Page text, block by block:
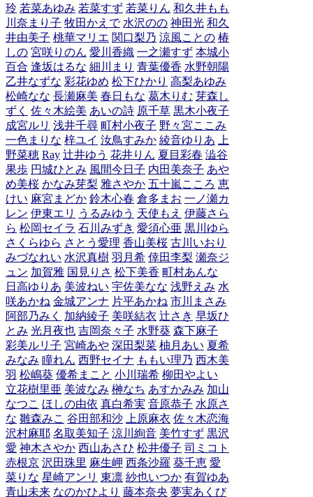
玲 若菜あゆみ 若菜すず 若菜りん 和久井もも
川奈まり子 牧田かえで 水沢のの 神田光 和久
井由美子 桃華マリエ 関口梨乃 涼風ことの 椿
しの 宮咲りのん 愛川香織 一之瀬すず 本城小
百合 逢坂はるな 細川まり 青葉優香 水野朝陽
乙井なずな 彩花ゆめ 松下ひかり 高梨あゆみ
松崎なな 長瀬麻美 春日もな 葛木りむ 芽森し
ずく 佐々木絵美 あいの詩 原千草 黒木小夜子
成宮ルリ 浅井千尋 町村小夜子 野々宮ここみ
一色まりな 梓ユイ 汝鳥すみか 綾音ゆりあ
上
野菜穂 Ray 辻井ゆう 花井りん 夏目彩春 澁谷
果歩 円城ひとみ 風間今日子 内田美奈子 あや
め美桜 かなみ芽梨 雅さやか 五十嵐こころ 恵
けい 麻宮まどか 鈴木心春 倉多まお 一ノ瀬カ
レン 伊東エリ うるみゆう 天使もえ 伊藤さら
ら 松岡セイラ 石川みずき 愛須心亜 黒川ゆら
さくらゆら さとう愛理 香山美桜 古川いおり
みづなれい 水沢真樹 羽月希 倖田李梨 瀬奈ジ
ュン 加賀雅 国見りさ 松下美香 町村あんな
日高ゆりあ 美波ねい 宇佐美なな 浅野えみ 水
咲あかね 金城アンナ 片平あかね 市川まさみ
阿部乃みく
加納綾子 美咲結衣 辻さき 早坂ひ
とみ 光月夜也 吉岡奈々子 水野葵 森下麻子
彩美ルリ子 宮崎あや 深田梨菜 柚月あい 夏希
みなみ 瞳れん 西野セイナ ももい理乃 西木美
羽 松嶋葵 優希まこと 小川瑞希 柳田やよい
立花樹里亜 美波なみ 榊なち あすかみみ 加山
なつこ ほしの由依 真白希実 音原恭子 水原さ
な 雛森みこ 谷田部和沙 上原麻衣 佐々木恋海
沢村麻耶 名取美知子 涼川絢音 美竹すず 黒沢
愛 神木さやか 西山あさひ 松井優子 司ミコト
赤根京 沢田珠里 麻生岬 西条沙羅 葵千恵 愛
菜りな 星崎アンリ 東凛 紗也いつか 有賀ゆあ
青山未来 なのかひより 藤本奈央 夢実あくび